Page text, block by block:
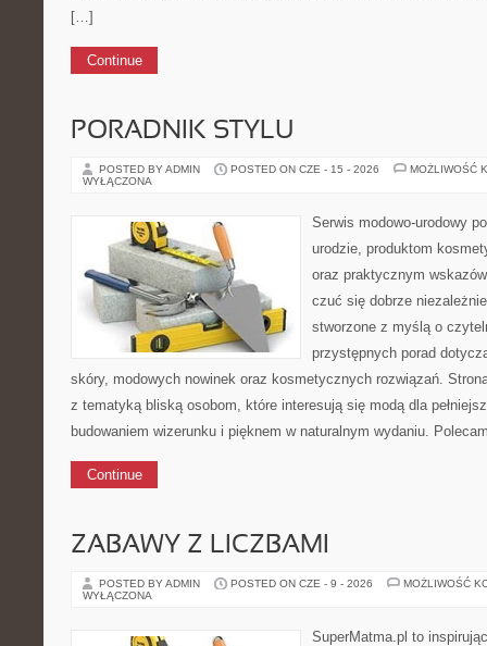
[…]
Continue
PORADNIK STYLU
POSTED BY ADMIN POSTED ON CZE - 15 - 2026
MOŻLIWOŚĆ
WYŁĄCZONA
Serwis modowo-urodowy
urodzie, produktom
oraz praktycznym
czuć się dobrze
stworzone z myślą o
przystępnych porad
skóry, modowych nowinek oraz kosmetycznych rozwiązań.
z tematyką bliską osobom, które interesują się modą dla
budowaniem wizerunku i pięknem w naturalnym wydaniu.
Continue
ZABAWY Z LICZBAMI
POSTED BY ADMIN POSTED ON CZE - 9 - 2026
MOŻLIWOŚĆ
WYŁĄCZONA
SuperMatma.pl to